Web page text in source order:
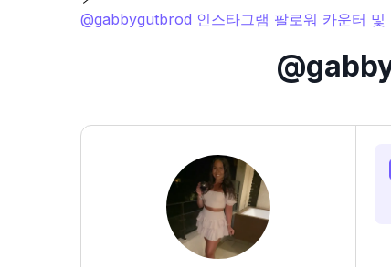
@gabbygutbrod 인스타그램 팔로워 카운터 및